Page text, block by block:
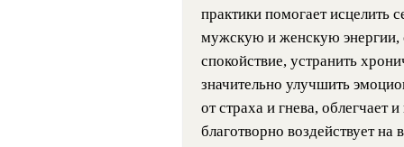
практики помогает исцелить
мужскую и женскую энергии,
спокойствие, устранить
значительно улучшить
от страха и гнева, облегчает
благотворно воздействует на